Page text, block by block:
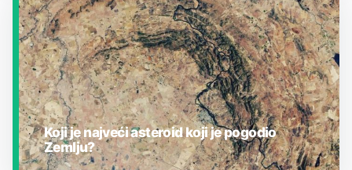
Koji je najveći asteroid koji je pogodio
Zemlju?